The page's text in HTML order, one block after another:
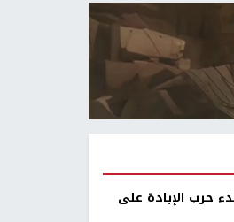
بدء حرب الإبادة على